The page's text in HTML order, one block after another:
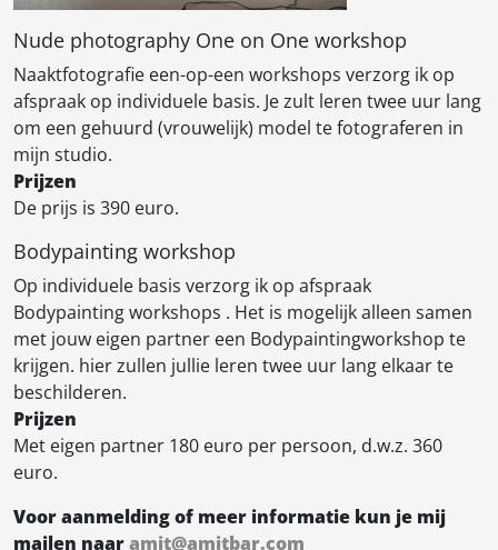
Nude photography One on One workshop
Naaktfotografie een-op-een workshops verzorg ik op
afspraak op individuele basis. Je zult leren twee uur lang
om een gehuurd (vrouwelijk) model te fotograferen in
mijn studio.
Prijzen
De prijs is 390 euro.
Bodypainting workshop
Op individuele basis verzorg ik op afspraak
Bodypainting workshops . Het is mogelijk alleen samen
met jouw eigen partner een Bodypaintingworkshop te
krijgen. hier zullen jullie leren twee uur lang elkaar te
beschilderen.
Prijzen
Met eigen partner 180 euro per persoon, d.w.z. 360
euro.
Voor aanmelding of meer informatie kun je mij
mailen naaramit@amitbar.com